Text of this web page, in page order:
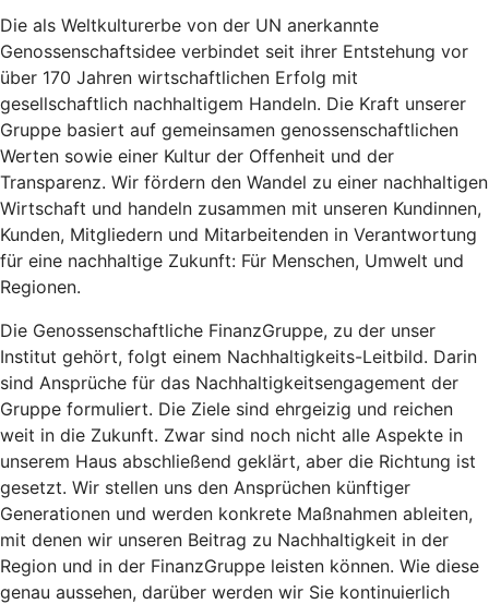
Die als Weltkulturerbe von der UN anerkannte
Genossenschaftsidee verbindet seit ihrer Entstehung vor
über 170 Jahren wirtschaftlichen Erfolg mit
gesellschaftlich nachhaltigem Handeln. Die Kraft unserer
Gruppe basiert auf gemeinsamen genossenschaftlichen
Werten sowie einer Kultur der Offenheit und der
Transparenz. Wir fördern den Wandel zu einer nachhaltigen
Wirtschaft und handeln zusammen mit unseren Kundinnen,
Kunden, Mitgliedern und Mitarbeitenden in Verantwortung
für eine nachhaltige Zukunft: Für Menschen, Umwelt und
Regionen.
Die Genossenschaftliche FinanzGruppe, zu der unser
Institut gehört, folgt einem Nachhaltigkeits-Leitbild. Darin
sind Ansprüche für das Nachhaltigkeitsengagement der
Gruppe formuliert. Die Ziele sind ehrgeizig und reichen
weit in die Zukunft. Zwar sind noch nicht alle Aspekte in
unserem Haus abschließend geklärt, aber die Richtung ist
gesetzt. Wir stellen uns den Ansprüchen künftiger
Generationen und werden konkrete Maßnahmen ableiten,
mit denen wir unseren Beitrag zu Nachhaltigkeit in der
Region und in der FinanzGruppe leisten können. Wie diese
genau aussehen, darüber werden wir Sie kontinuierlich